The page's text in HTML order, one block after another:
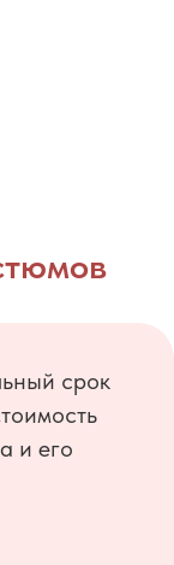
срок
и его